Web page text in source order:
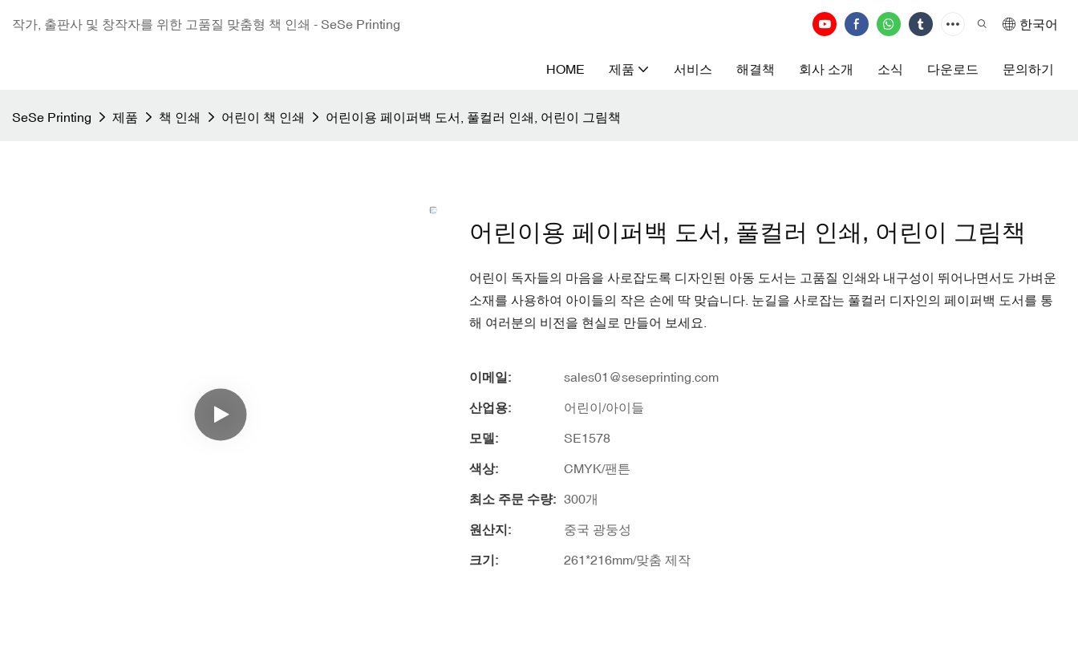
작가, 출판사 및 창작자를 위한 고품질 맞춤형 책 인쇄 - SeSe Printing 한국어
HOME 제품 서비스 해결책 회사 소개 소식 다운로드 문의하기
SeSe Printing 제품 책 인쇄 어린이 책 인쇄 어린이용 페이퍼백 도서, 풀컬러 인쇄, 어린이 그림책
어린이용 페이퍼백 도서, 풀컬러 인쇄, 어린이 그림책
어린이 독자들의 마음을 사로잡도록 디자인된 아동 도서는 고품질 인쇄와 내구성이 뛰어나면서도 가벼운
소재를 사용하여 아이들의 작은 손에 딱 맞습니다. 눈길을 사로잡는 풀컬러 디자인의 페이퍼백 도서를 통
해 여러분의 비전을 현실로 만들어 보세요.
이메일: sales01@seseprinting.com
산업용: 어린이/아이들
모델: SE1578
색상: CMYK/팬튼
최소 주문 수량: 300개
원산지: 중국 광둥성
크기: 261*216mm/맞춤 제작